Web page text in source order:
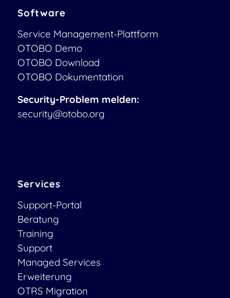
Software
Service Management-Plattform
OTOBO Demo
OTOBO Download
OTOBO Dokumentation
Security-Problem melden:
security@otobo.org
Services
Support-Portal
Beratung
Training
Support
Managed Services
Erweiterung
OTRS Migration